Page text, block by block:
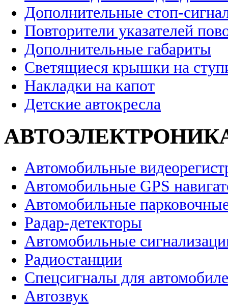
Дополнительные стоп-
Повторители указателей
Дополнительные габариты
Светящиеся крышки на
Накладки на капот
Детские автокресла
Автомобильные
Автомобильные GPS
Автомобильные
Радар-детекторы
Автомобильные
Радиостанции
Спецсигналы для
Автозвук